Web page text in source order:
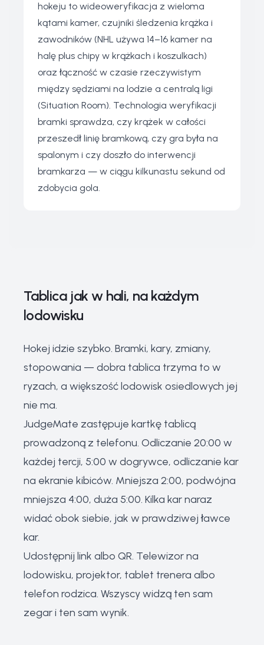
hokeju to wideoweryfikacja z wieloma
kątami kamer, czujniki śledzenia krążka i
zawodników (NHL używa 14–16 kamer na
halę plus chipy w krążkach i koszulkach)
oraz łączność w czasie rzeczywistym
między sędziami na lodzie a centralą ligi
(Situation Room). Technologia weryfikacji
bramki sprawdza, czy krążek w całości
przeszedł linię bramkową, czy gra była na
spalonym i czy doszło do interwencji
bramkarza — w ciągu kilkunastu sekund od
zdobycia gola.
Tablica jak w hali, na każdym
lodowisku
Hokej idzie szybko. Bramki, kary, zmiany,
stopowania — dobra tablica trzyma to w
ryzach, a większość lodowisk osiedlowych jej
nie ma.
JudgeMate zastępuje kartkę tablicą
prowadzoną z telefonu. Odliczanie 20:00 w
każdej tercji, 5:00 w dogrywce, odliczanie kar
na ekranie kibiców. Mniejsza 2:00, podwójna
mniejsza 4:00, duża 5:00. Kilka kar naraz
widać obok siebie, jak w prawdziwej ławce
kar.
Udostępnij link albo QR. Telewizor na
lodowisku, projektor, tablet trenera albo
telefon rodzica. Wszyscy widzą ten sam
zegar i ten sam wynik.